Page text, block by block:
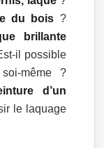
du bois ?
brillante
il possible
même ?
d’un
le laquage